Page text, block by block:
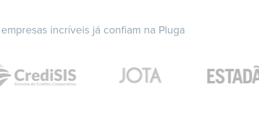
incríveis já confiam na Pluga